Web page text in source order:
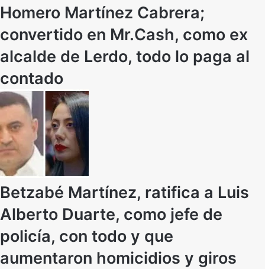
Homero Martínez Cabrera;
convertido en Mr.Cash, como ex
alcalde de Lerdo, todo lo paga al
contado
Betzabé Martínez, ratifica a Luis
Alberto Duarte, como jefe de
policía, con todo y que
aumentaron homicidios y giros